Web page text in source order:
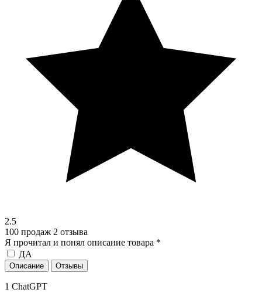
2.5
100 продаж 2 отзыва
Я прочитал и понял описание товара *
ДА
Описание Отзывы
1 ChatGPT